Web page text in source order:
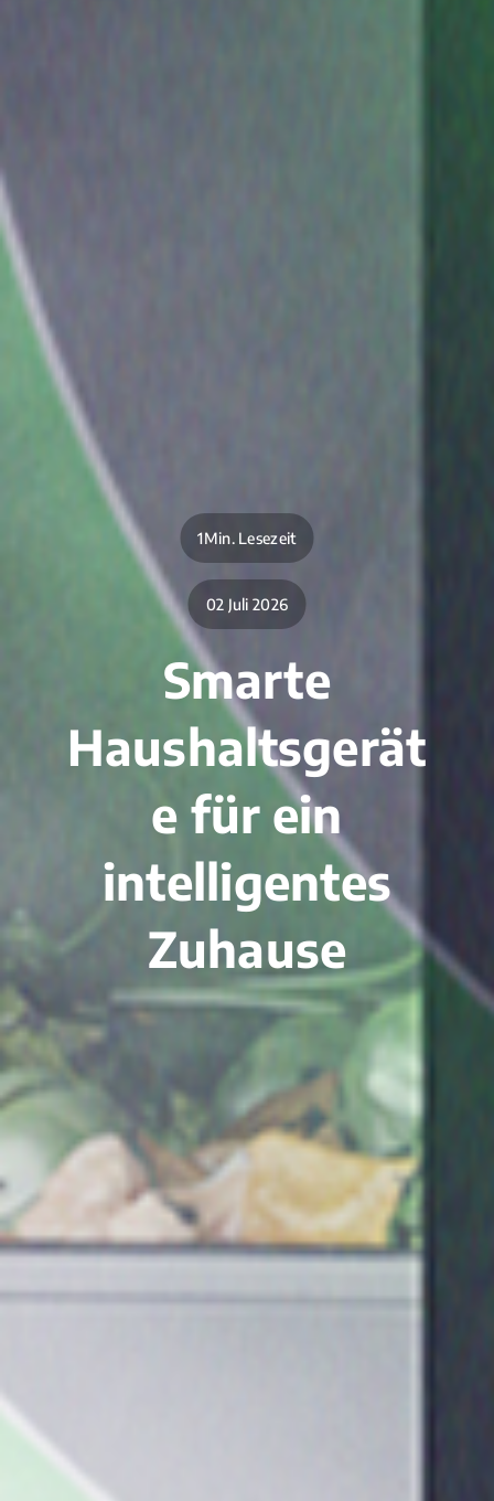
1Min. Lesezeit
02 Juli 2026
Smarte
Haushaltsgerät
e für ein
intelligentes
Zuhause